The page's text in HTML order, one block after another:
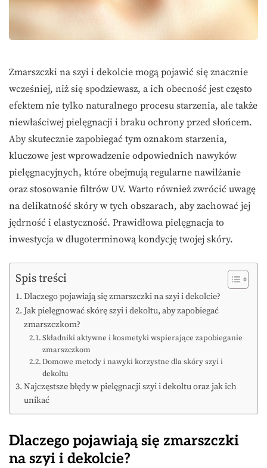
Zmarszczki na szyi i dekolcie mogą pojawić się znacznie
wcześniej, niż się spodziewasz, a ich obecność jest często
efektem nie tylko naturalnego procesu starzenia, ale także
niewłaściwej pielęgnacji i braku ochrony przed słońcem.
Aby skutecznie zapobiegać tym oznakom starzenia,
kluczowe jest wprowadzenie odpowiednich nawyków
pielęgnacyjnych, które obejmują regularne nawilżanie
oraz stosowanie filtrów UV. Warto również zwrócić uwagę
na delikatność skóry w tych obszarach, aby zachować jej
jędrność i elastyczność. Prawidłowa pielęgnacja to
inwestycja w długoterminową kondycję twojej skóry.
Spis treści
Dlaczego pojawiają się zmarszczki na szyi i dekolcie?
Jak pielęgnować skórę szyi i dekoltu, aby zapobiegać
zmarszczkom?
Składniki aktywne i kosmetyki wspierające zapobieganie
zmarszczkom
Domowe metody i nawyki korzystne dla skóry szyi i
dekoltu
Najczęstsze błędy w pielęgnacji szyi i dekoltu oraz jak ich
unikać
Dlaczego pojawiają się zmarszczki
na szyi i dekolcie?